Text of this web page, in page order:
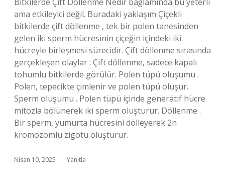
ama etkileyici değil. Buradaki yaklaşım Çiçekli
bitkilerde çift döllenme , tek bir polen tanesinden
gelen iki sperm hücresinin çiçeğin içindeki iki
hücreyle birleşmesi sürecidir. Çift döllenme sırasında
gerçekleşen olaylar : Çift döllenme, sadece kapalı
tohumlu bitkilerde görülür. Polen tüpü oluşumu .
Polen, tepecikte çimlenir ve polen tüpü oluşur.
Sperm oluşumu . Polen tüpü içinde generatif hücre
mitozla bölünerek iki sperm oluşturur. Döllenme .
Bir sperm, yumurta hücresini dölleyerek 2n
kromozomlu zigotu oluşturur.
Nisan 10, 2025 Yanıtla